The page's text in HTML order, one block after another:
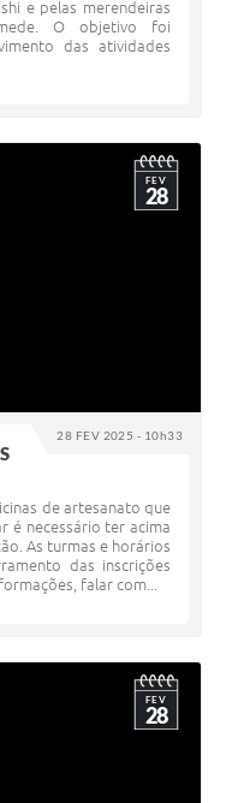
e pelas merendeiras
O objetivo foi
das atividades
28 FEV 2025 - 10h33
FEV
28
de artesanato que
é necessário ter acima
As turmas e horários
das inscrições
falar com...
FEV
28